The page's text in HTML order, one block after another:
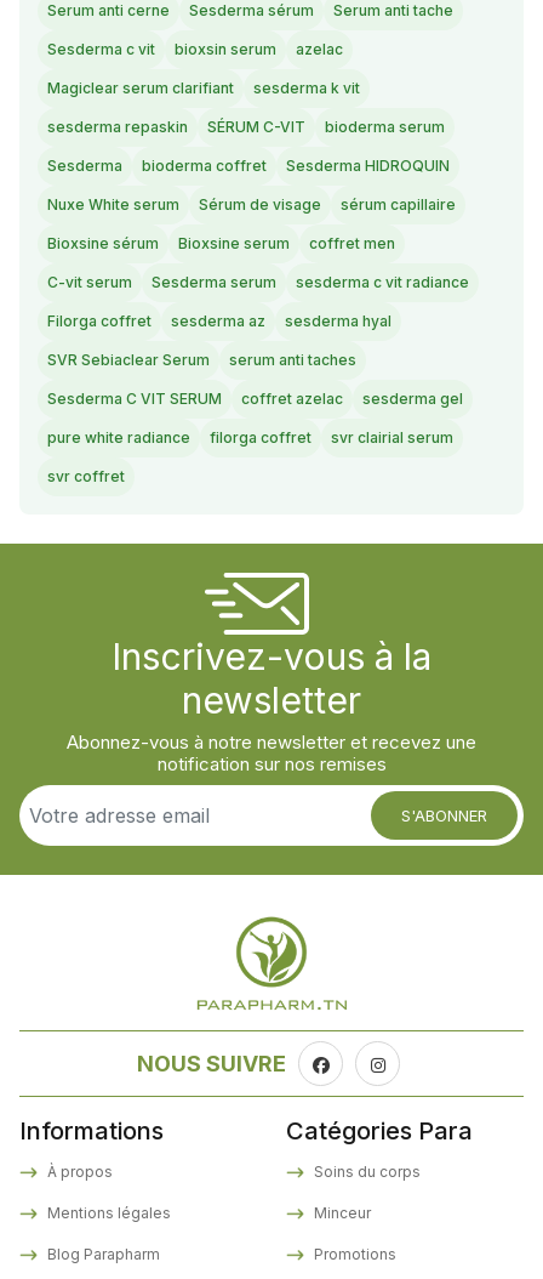
Serum anti cerne Sesderma sérum Serum anti tache
Sesderma c vit bioxsin serum azelac
Magiclear serum clarifiant sesderma k vit
sesderma repaskin SÉRUM C-VIT bioderma serum
Sesderma bioderma coffret Sesderma HIDROQUIN
Nuxe White serum Sérum de visage sérum capillaire
Bioxsine sérum Bioxsine serum coffret men
C-vit serum Sesderma serum sesderma c vit radiance
Filorga coffret sesderma az sesderma hyal
SVR Sebiaclear Serum serum anti taches
Sesderma C VIT SERUM coffret azelac sesderma gel
pure white radiance filorga coffret svr clairial serum
svr coffret
Inscrivez-vous à la
newsletter
Abonnez-vous à notre newsletter et recevez une
notification sur nos remises
S'ABONNER
NOUS SUIVRE
Informations
À propos
Mentions légales
Blog Parapharm
Catégories Para
Soins du corps
Minceur
Promotions